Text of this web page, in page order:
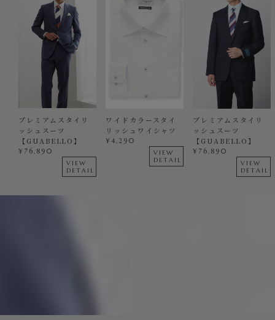
プレミアムスタイリ
ッシュスーツ
【GUABELLO】
¥ 76,890
VIEW
DETAIL
ワイドカラースタイ
リッシュワイシャツ
¥ 4,290
VIEW
DETAIL
プレミアムスタイリ
ッシュスーツ
【GUABELLO】
¥ 76,890
VIEW
DETAIL